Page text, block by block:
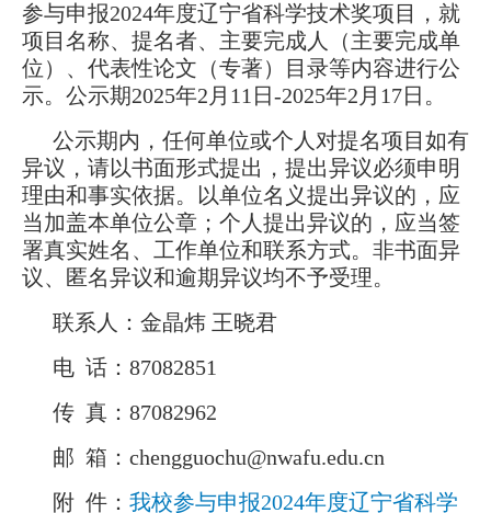
参与申报2024年度辽宁省科学技术奖项目，就
项目名称、提名者、主要完成人（主要完成单
位）、代表性论文（专著）目录等内容进行公
示。公示期2025年2月11日-2025年2月17日。
公示期内，任何单位或个人对提名项目如有
异议，请以书面形式提出，提出异议必须申明
理由和事实依据。以单位名义提出异议的，应
当加盖本单位公章；个人提出异议的，应当签
署真实姓名、工作单位和联系方式。非书面异
议、匿名异议和逾期异议均不予受理。
联系人：金晶炜 王晓君
电 话：87082851
传 真：87082962
邮 箱：chengguochu@nwafu.edu.cn
附 件： 我校参与申报2024年度辽宁省科学